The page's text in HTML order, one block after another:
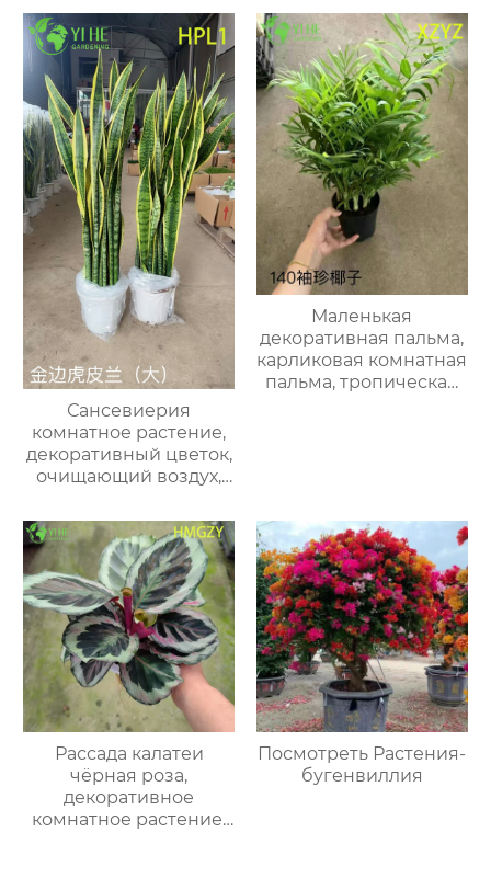
для дома и офиса
Сансевиерия
комнатное растение,
декоративный цветок,
очищающий воздух,
зеленый горшечный
цветок
Маленькая
декоративная пальма,
карликовая комнатная
пальма, тропическая
Рассада калатеи
чёрная роза,
декоративное
комнатное растение,
Посмотреть Растения-
бугенвиллия